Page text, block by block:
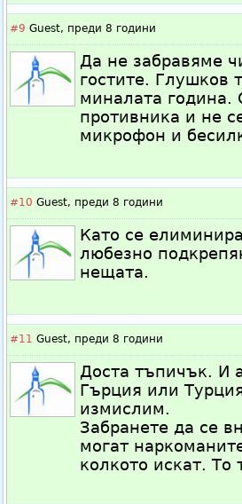
#9 Guest, преди 8 години
Да не забравяме
гостите. Глушков
миналата година.
противника и не
микрофон и
#10 Guest, преди 8 години
Като се
любезно
нещата.
#11 Guest, преди 8 години
Доста тъпичък. И
Гърция или
измислим.
Забранете да се
могат
колкото искат. То